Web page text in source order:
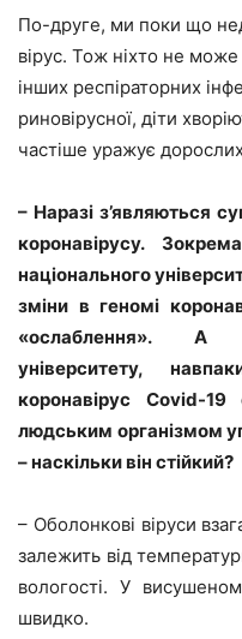
По-друге, ми поки що
вірус. Тож ніхто не
інших респіраторних
риновірусної, діти
частіше уражує
– Наразі з’являються
коронавірусу.
національного
зміни в геномі
«ослаблення». А
університету,
коронавірус Covid-
людським організмом
– наскільки він стійкий?
– Оболонкові віруси
залежить від
вологості. У
швидко.